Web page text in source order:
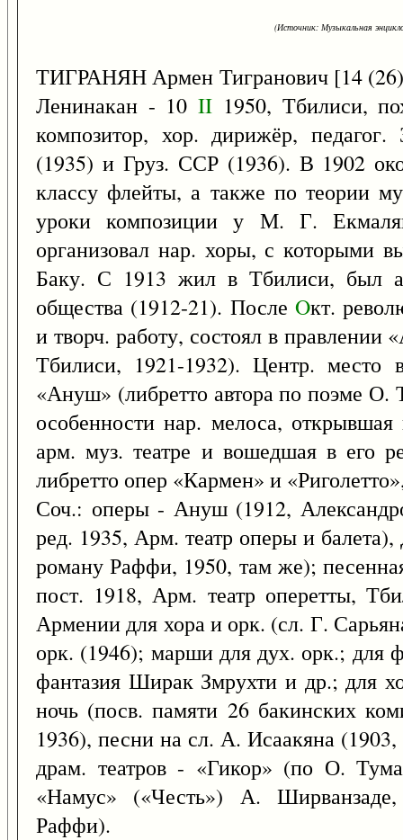
(Источник: Музыкальная
ТИГРАНЯН Армен Тигранович [14
Ленинакан - 10II 1950, Тбилиси,
композитор, хор. дирижёр,
(1935) и Груз. ССР (1936). В 1902
классу флейты, а также по теории
уроки композиции у М. Г.
организовал нар. хоры, с которыми
Баку. С 1913 жил в Тбилиси, был
общества (1912-21). После Oкт.
и творч. работу, состоял в правлении
Тбилиси, 1921-1932). Центр. место
«Ануш» (либретто автора по поэме О.
особенности нар. мелоса,
арм. муз. театре и вошедшая в его
либретто опер «Кармен» и
Соч.: оперы - Ануш (1912,
ред. 1935, Арм. театр оперы и
роману Раффи, 1950, там же);
пост. 1918, Арм. театр оперетты,
Армении для хора и орк. (сл. Г.
орк. (1946); марши для дух. орк.; для
фантазия Ширак Змрухти и др.; для
ночь (посв. памяти 26 бакинских
1936), песни на сл. А. Исаакяна
драм. театров - «Гикор» (по О.
«Намус» («Честь») А.
Раффи).